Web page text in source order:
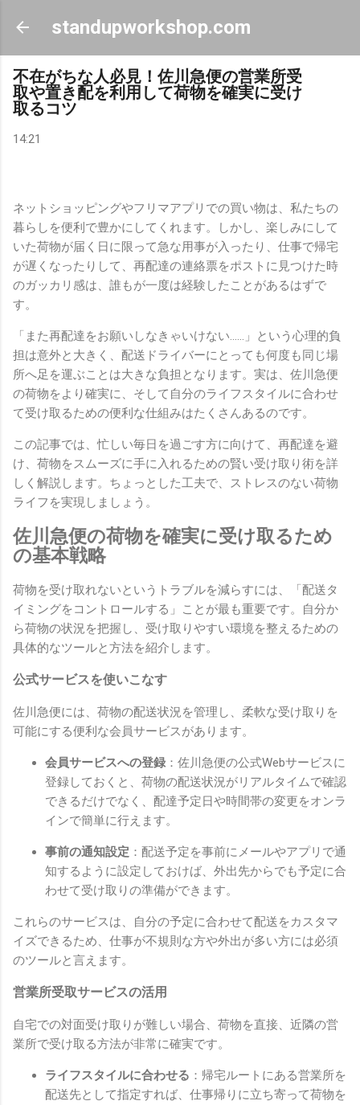
スキップしてメイン コンテンツに移動
standupworkshop.com
不在がちな人必見！佐川急便の営業所受
取や置き配を利用して荷物を確実に受け
取るコツ
14:21
ネットショッピングやフリマアプリでの買い物は、私たちの
暮らしを便利で豊かにしてくれます。しかし、楽しみにして
いた荷物が届く日に限って急な用事が入ったり、仕事で帰宅
が遅くなったりして、再配達の連絡票をポストに見つけた時
のガッカリ感は、誰もが一度は経験したことがあるはずで
す。
「また再配達をお願いしなきゃいけない……」という心理的負
担は意外と大きく、配送ドライバーにとっても何度も同じ場
所へ足を運ぶことは大きな負担となります。実は、佐川急便
の荷物をより確実に、そして自分のライフスタイルに合わせ
て受け取るための便利な仕組みはたくさんあるのです。
この記事では、忙しい毎日を過ごす方に向けて、再配達を避
け、荷物をスムーズに手に入れるための賢い受け取り術を詳
しく解説します。ちょっとした工夫で、ストレスのない荷物
ライフを実現しましょう。
佐川急便の荷物を確実に受け取るため
の基本戦略
荷物を受け取れないというトラブルを減らすには、「配送タ
イミングをコントロールする」ことが最も重要です。自分か
ら荷物の状況を把握し、受け取りやすい環境を整えるための
具体的なツールと方法を紹介します。
公式サービスを使いこなす
佐川急便には、荷物の配送状況を管理し、柔軟な受け取りを
可能にする便利な会員サービスがあります。
会員サービスへの登録 ：佐川急便の公式Webサービスに
登録しておくと、荷物の配送状況がリアルタイムで確認
できるだけでなく、配達予定日や時間帯の変更をオンラ
インで簡単に行えます。
事前の通知設定 ：配送予定を事前にメールやアプリで通
知するように設定しておけば、外出先からでも予定に合
わせて受け取りの準備ができます。
これらのサービスは、自分の予定に合わせて配送をカスタマ
イズできるため、仕事が不規則な方や外出が多い方には必須
のツールと言えます。
営業所受取サービスの活用
自宅での対面受け取りが難しい場合、荷物を直接、近隣の営
業所で受け取る方法が非常に確実です。
ライフスタイルに合わせる ：帰宅ルートにある営業所を
配送先として指定すれば、仕事帰りに立ち寄って荷物を